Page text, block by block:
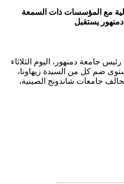
مع المؤسسات ذات السمعة
يستقبل
جامعة دمنهور، اليوم الثلاثاء
المستوى ضم كل من السيدة زيهاونا،
جامعات شاندونج الصينية،